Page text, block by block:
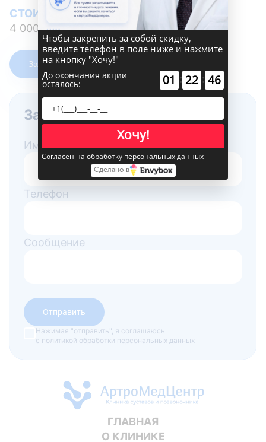
СТОИМОСТЬ ПРИЁМА
4 000 рублей
Записаться на приём
Записаться на прием
Имя
Телефон
Сообщение
Отправить
Нажимая "отправить", я соглашаюсь
с политикой обработки персональных данных
ГЛАВНАЯ
О КЛИНИКЕ
Чтобы закрепить за собой скидку,
введите телефон в поле ниже и нажмите
на кнопку "Хочу!"
До окончания акции
осталось: 01 : 22 : 45
Хочу!
Согласен на обработку персональных данных
Сделано в